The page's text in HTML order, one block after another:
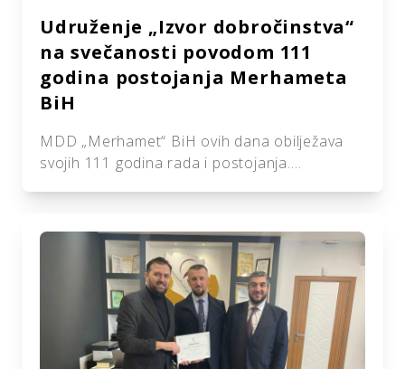
Udruženje „Izvor dobročinstva“
na svečanosti povodom 111
godina postojanja Merhameta
BiH
MDD „Merhamet“ BiH ovih dana obilježava
svojih 111 godina rada i postojanja.
direktorom Adninom Hasićem. Ovoj
svečanosti u Centru za kulturu Mostar
prisustvovali su se brojni predstavnici
političkog i kulturnog života Hercegovine i
Mostara, direktori brojnih institucija, ali i
predstavnici udruženja „Izvor dobročinstva“ iz
Sarajeva. […]